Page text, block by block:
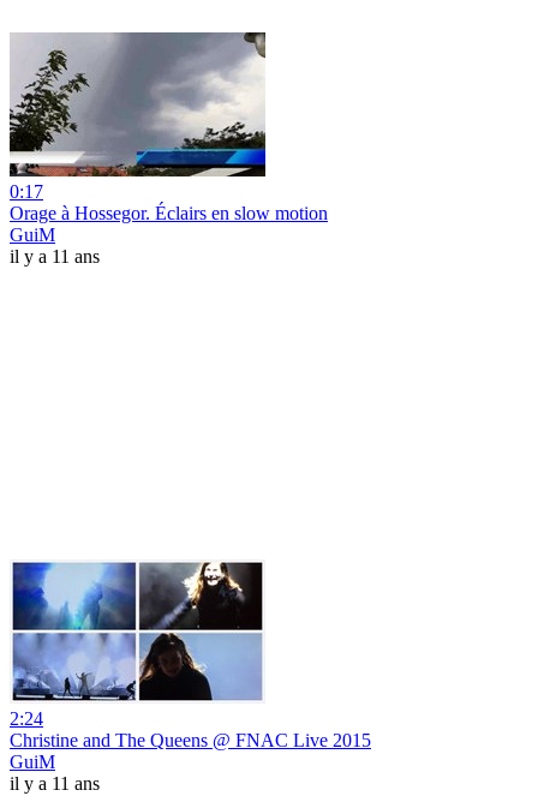
0:17
Orage à Hossegor. Éclairs en slow motion
GuiM
il y a 11 ans
2:24
Christine and The Queens @ FNAC Live 2015
GuiM
il y a 11 ans